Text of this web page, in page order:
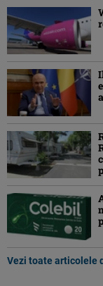
Vezi toate articolele